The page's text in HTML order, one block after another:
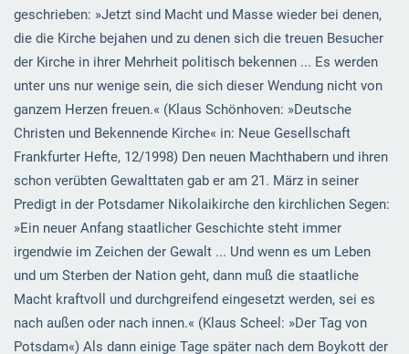
geschrieben: »Jetzt sind Macht und Masse wieder bei denen,
die die Kirche bejahen und zu denen sich die treuen Besucher
der Kirche in ihrer Mehrheit politisch bekennen ... Es werden
unter uns nur wenige sein, die sich dieser Wendung nicht von
ganzem Herzen freuen.« (Klaus Schönhoven: »Deutsche
Christen und Bekennende Kirche« in: Neue Gesellschaft
Frankfurter Hefte, 12/1998) Den neuen Machthabern und ihren
schon verübten Gewalttaten gab er am 21. März in seiner
Predigt in der Potsdamer Nikolaikirche den kirchlichen Segen:
»Ein neuer Anfang staatlicher Geschichte steht immer
irgendwie im Zeichen der Gewalt ... Und wenn es um Leben
und um Sterben der Nation geht, dann muß die staatliche
Macht kraftvoll und durchgreifend eingesetzt werden, sei es
nach außen oder nach innen.« (Klaus Scheel: »Der Tag von
Potsdam«) Als dann einige Tage später nach dem Boykott der